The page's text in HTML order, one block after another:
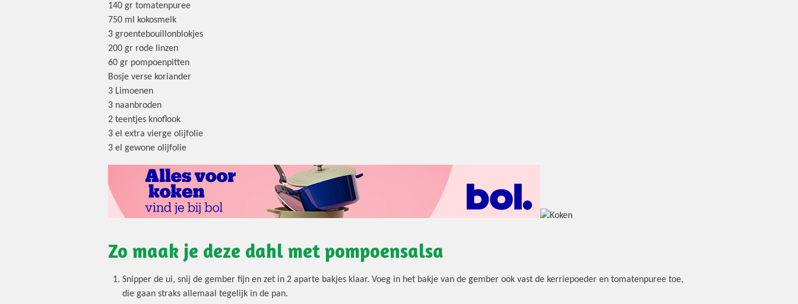
140 gr tomatenpuree
750 ml kokosmelk
3 groentebouillonblokjes
200 gr rode linzen
60 gr pompoenpitten
Bosje verse koriander
3 Limoenen
3 naanbroden
2 teentjes knoflook
3 el extra vierge olijfolie
3 el gewone olijfolie
Zo maak je deze dahl met pompoensalsa
Snipper de ui, snij de gember fijn en zet in 2 aparte bakjes klaar. Voeg in het bakje van de gember ook vast de kerriepoeder en tomatenpuree toe,
die gaan straks allemaal tegelijk in de pan.